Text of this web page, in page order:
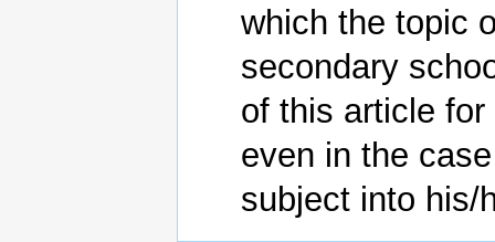
which the topic
secondary
of this article
even in the
subject into his/